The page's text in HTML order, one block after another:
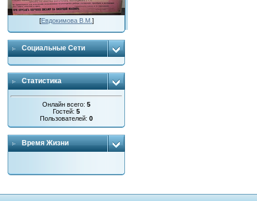
[Евдокимова В.М. ]
Социальные Сети
Статистика
Онлайн всего:5
Гостей:5
Пользователей:0
Время Жизни